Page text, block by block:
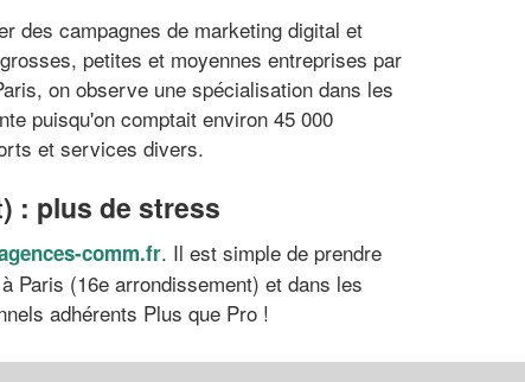
des campagnes de marketing digital et
petites et moyennes entreprises par
on observe une spécialisation dans les
puisqu'on comptait environ 45 000
et services divers.
: plus de stress
comm.fr. Il est simple de prendre
Paris (16e arrondissement) et dans les
adhérents Plus que Pro !